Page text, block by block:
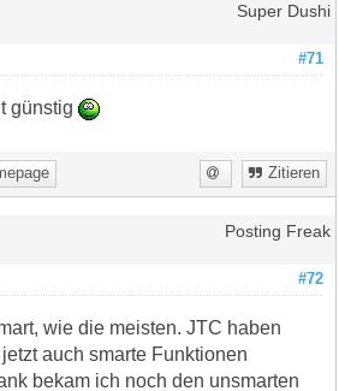
Super Dushi
#71
günstig
Zitieren
Posting Freak
#72
wie die meisten. JTC haben
auch smarte Funktionen
bekam ich noch den unsmarten